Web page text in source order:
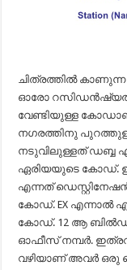
ചിത്രത്തിൽ
ഓരോ റസിഡൻഷ്യൽ
വേണ്ടിയുള്ള
നഗരത്തിനു
നടുവിലുള്ളത് ഡബ്ബ
ഏരിയയുടെ കോഡ്.
എന്നത്
കോഡ്. EX എന്നാൽ
കോഡ്. 12 ആ
ഓഫീസ് നമ്പർ.
വഴിയാണ് അവർ ഒരു